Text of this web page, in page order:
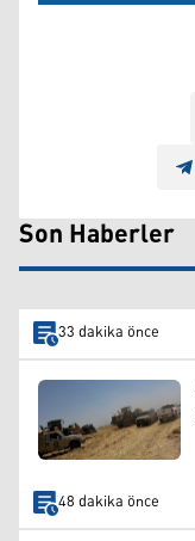
Son Haberler
33 dakika önce
48 dakika önce